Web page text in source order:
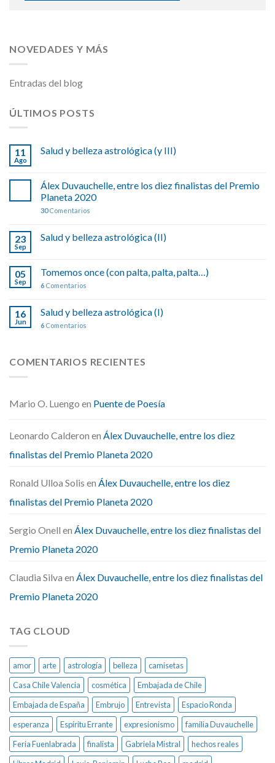
NOVEDADES Y MÁS
Entradas del blog
ÚLTIMOS POSTS
11
Ago
Salud y belleza astrológica (y III)
Álex Duvauchelle, entre los diez finalistas del Premio
Planeta 2020
30Comentarios
23
Sep
Salud y belleza astrológica (II)
05
Sep
Tomemos once (con palta, palta, palta…)
6 Comentarios
16
Jun
Salud y belleza astrológica (I)
6 Comentarios
COMENTARIOS RECIENTES
Mario O. Luengo en Puente de Poesía
Leonardo Calderon en Álex Duvauchelle, entre los diez
finalistas del Premio Planeta 2020
Ronald Ulloa Solis en Álex Duvauchelle, entre los diez
finalistas del Premio Planeta 2020
Sergio Onell en Álex Duvauchelle, entre los diez finalistas del
Premio Planeta 2020
Claudia Silva en Álex Duvauchelle, entre los diez finalistas del
Premio Planeta 2020
TAG CLOUD
amor arte astrología belleza
camisetas
Casa Chile Valencia
cosmética
Embajada de Chile
Embajada de España
Embrujo Entrevista
Espacio Ronda
esperanza
Espíritu Errante expresionismo
familia Duvauchelle
Feria Fuenlabrada
finalista Gabriela Mistral
hechos reales